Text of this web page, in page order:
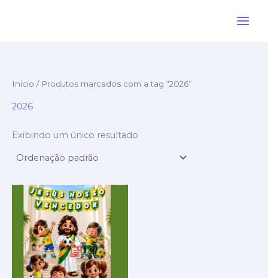
Início / Produtos marcados com a tag “2026”
2026
Exibindo um único resultado